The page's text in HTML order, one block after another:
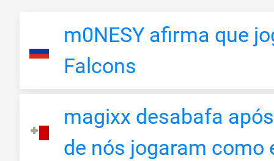
m0NESY afirma que
Falcons
magixx desabafa
de nós jogaram como